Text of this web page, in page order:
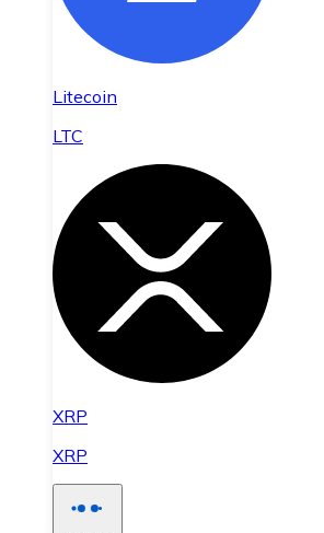
Litecoin
LTC
XRP
XRP